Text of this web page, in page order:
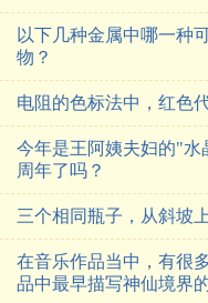
以下几种金属中哪一种
物？
电阻的色标法中，红色
今年是王阿姨夫妇的"
周年了吗？
三个相同瓶子，从斜坡
在音乐作品当中，有很
品中最早描写神仙境界